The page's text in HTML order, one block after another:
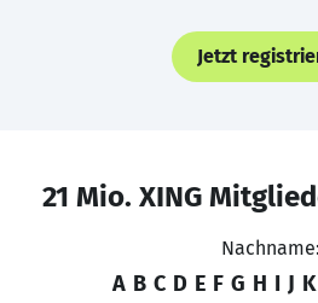
Jetzt
21 Mio. XING
Nachname:
A B C D E F G H I J K